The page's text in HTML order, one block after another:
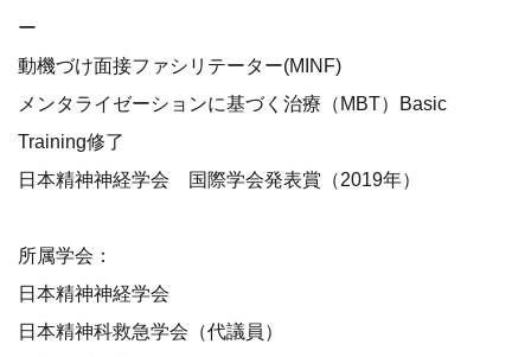
ー
動機づけ面接ファシリテーター(MINF)
メンタライゼーションに基づく治療（MBT）Basic
Training修了
日本精神神経学会 国際学会発表賞（2019年）
所属学会：
日本精神神経学会
日本精神科救急学会（代議員）